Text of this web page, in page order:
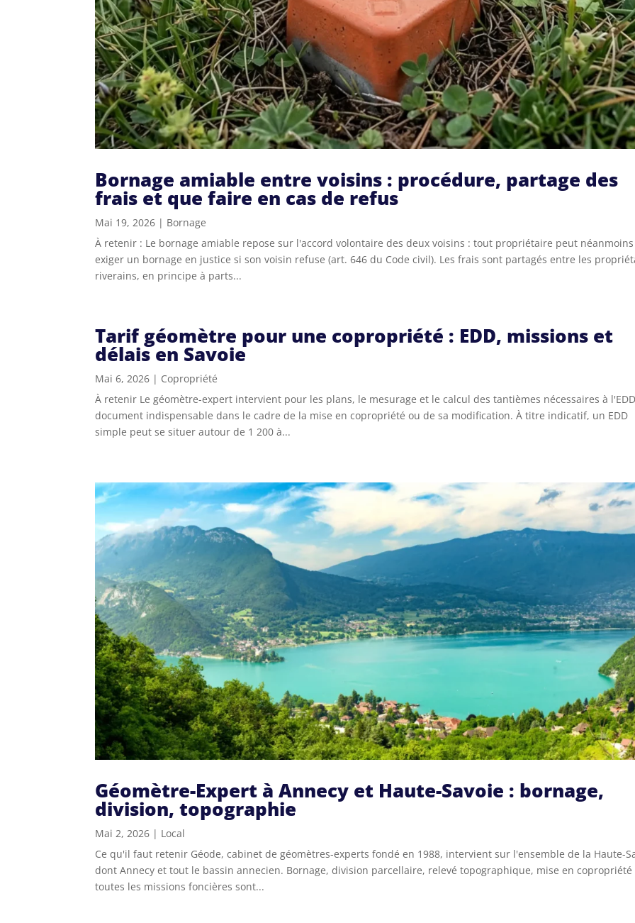
Bornage amiable entre voisins : procédure, partage des
frais et que faire en cas de refus
Mai 19, 2026 | Bornage
À retenir : Le bornage amiable repose sur l'accord volontaire des deux voisins : tout propriétaire peut néanmoins
exiger un bornage en justice si son voisin refuse (art. 646 du Code civil). Les frais sont partagés entre les
riverains, en principe à parts...
Tarif géomètre pour une copropriété : EDD, missions et
délais en Savoie
Mai 6, 2026 | Copropriété
À retenir Le géomètre-expert intervient pour les plans, le mesurage et le calcul des tantièmes nécessaires à
document indispensable dans le cadre de la mise en copropriété ou de sa modification. À titre indicatif, un EDD
simple peut se situer autour de 1 200 à...
Géomètre-Expert à Annecy et Haute-Savoie : bornage,
division, topographie
Mai 2, 2026 | Local
Ce qu'il faut retenir Géode, cabinet de géomètres-experts fondé en 1988, intervient sur l'ensemble de la Haute-
dont Annecy et tout le bassin annecien. Bornage, division parcellaire, relevé topographique, mise en copropriété
toutes les missions foncières sont...